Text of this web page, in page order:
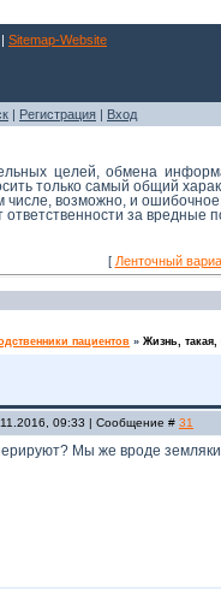
| Sitemap-Website
| Регистрация | Вход
целей, обмена
только самый общий
числе, возможно, и ошибочное.
ответственности за
[ Ленточный
пациентов » Жизнь, такая,
09:33 | Сообщение # 31
Мы же вроде